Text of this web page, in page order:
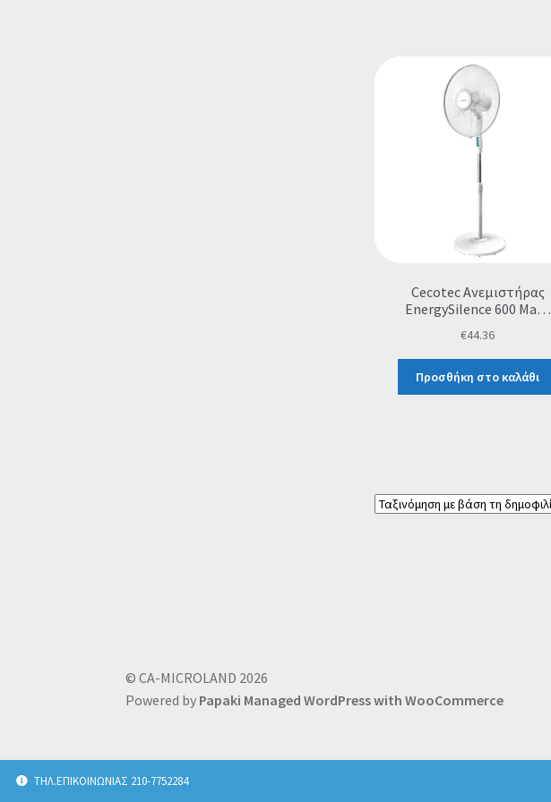
ΤΗΛ.ΕΠΙΚΟΙΝΩΝΙΑΣ 210-7752284
Cecotec Ανεμιστήρας
EnergySilence 600 Ma…
€44.36
Προσθήκη στο καλάθι
© CA-MICROLAND 2026
Powered by Papaki Managed WordPress with WooCommerce